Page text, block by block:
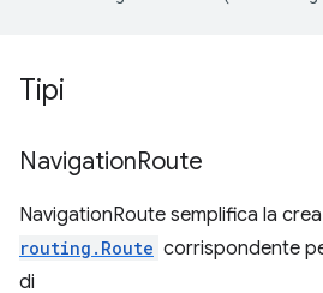
Tipi
NavigationRoute
NavigationRoute semplifica la
routing.Route corrispondente
di